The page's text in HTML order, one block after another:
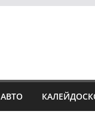
АВТО